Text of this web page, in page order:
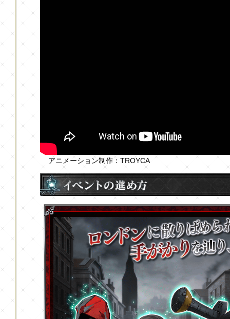
アニメーション制作：TROYCA